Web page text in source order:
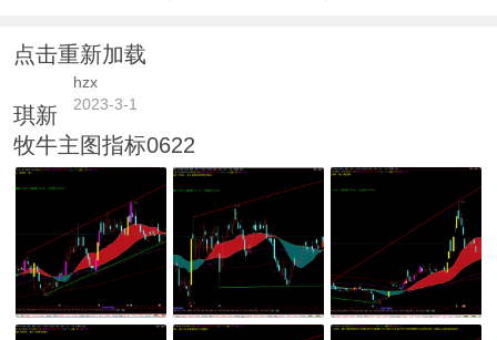
点击重新加载
hzx
2023-3-1
琪新
牧牛主图指标0622